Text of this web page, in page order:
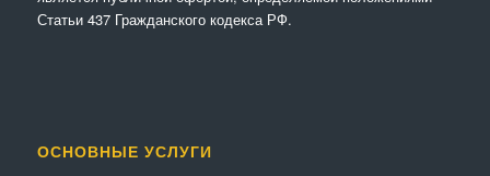
Статьи 437 Гражданского кодекса РФ.
ОСНОВНЫЕ УСЛУГИ